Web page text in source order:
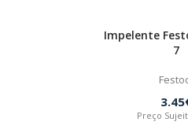
Impelente
7
Preço